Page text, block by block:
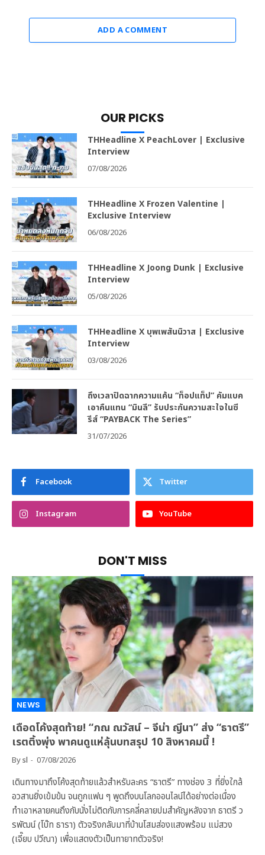
ADD A COMMENT
OUR PICKS
THHeadline X PeachLover | Exclusive
Interview
07/08/2026
THHeadline X Frozen Valentine |
Exclusive Interview
06/08/2026
THHeadline X Joong Dunk | Exclusive
Interview
05/08/2026
THHeadline X บุพเพสันนิวาส | Exclusive
Interview
03/08/2026
ถึงเวลาปิดฉากความแค้น “ท็อปแท็ป” คัมแบค
เอาคืนแทน “มินลี” รับประกันความสะใจในซี
รีส์ “PAYBACK The Series”
31/07/2026
Facebook Twitter
Instagram YouTube
DON'T MISS
NEWS
เดือดโค้งสุดท้าย! “ภณ ณวัสน์ – จีน่า ญีนา” ส่ง “ธาตรี”
เรตติ้งพุ่ง พาคนดูแห่ลุ้นบทสรุป 10 สิงหาคมนี้ !
Bysl 07/08/2026
เดินทางมาถึงโค้งสุดท้ายแล้วสำหรับละคร “ธาตรี” ทางช่อง 3 ที่ยิ่งใกล้
อวสานยิ่งเข้มข้น จนถูกแฟน ๆ พูดถึงบนโลกออนไลน์ได้อย่างต่อเนื่อง
ทำเอาหลายคนถึงกับนั่งไม่ติดกับการคลี่คลายปมสำคัญหลังจาก ธาตรี ว
รพัฒน์ (โบ๊ท ธารา) ตัวจริงกลับมาที่บ้านโสมส่องแสงพร้อม แม่สวง
(เจี๊ยบ ปวีณา) เพื่อแสดงตัวเป็นทายาทตัวจริง!